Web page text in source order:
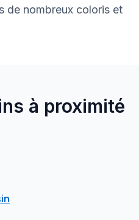
de nombreux coloris et
à proximité